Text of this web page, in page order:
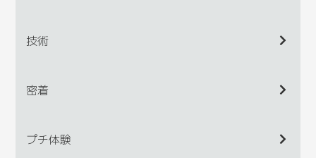
技術
密着
プチ体験